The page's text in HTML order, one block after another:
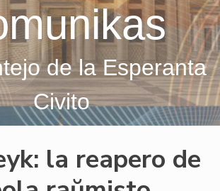
de la Esperanta
Civito
la reapero de